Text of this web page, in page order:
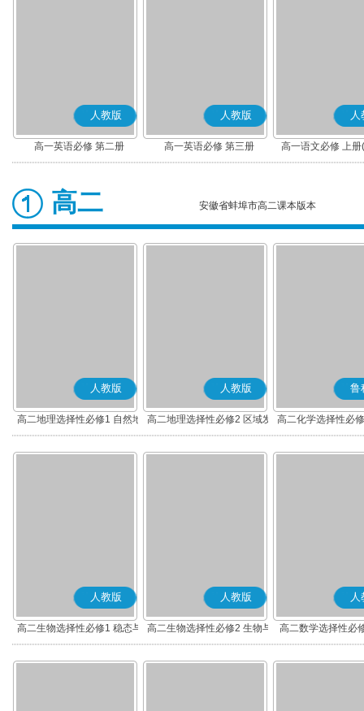
人教版
高一英语必修 第二册
人教版
高一英语必修 第三册
人
高一语文必修 上
高二 安徽省蚌埠市高二课本版本
人教版
高二地理选择性必修1 自然地
理基础
人教版
高二地理选择性必修2 区域发
展
鲁
高二化学选择性必
应原理
人教版
高二生物选择性必修1 稳态与
调节
人教版
高二生物选择性必修2 生物与
环境
人
高二数学选择性必
(A版)